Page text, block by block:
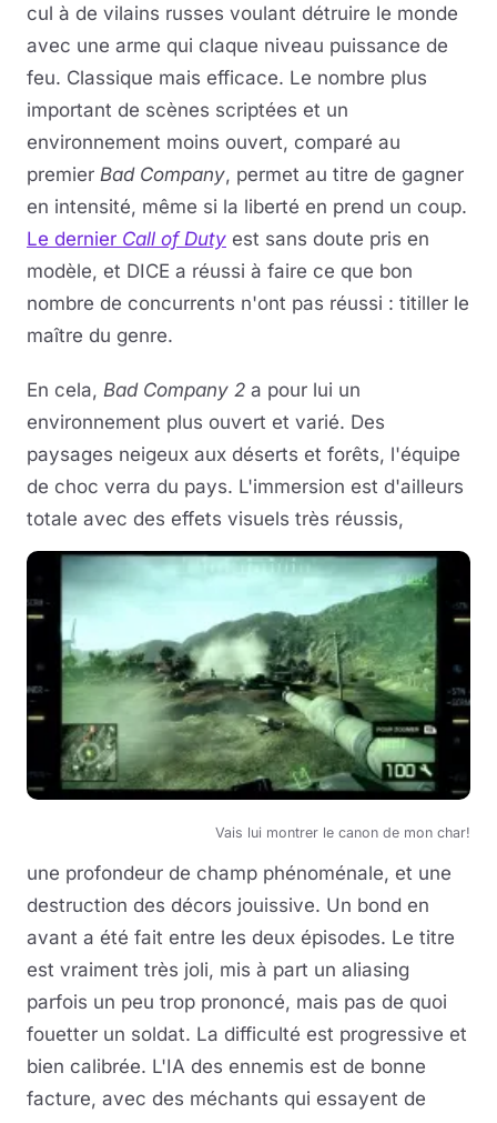
cul à de vilains russes voulant détruire le monde
avec une arme qui claque niveau puissance de
feu. Classique mais efficace. Le nombre plus
important de scènes scriptées et un
environnement moins ouvert, comparé au
premier Bad Company, permet au titre de gagner
en intensité, même si la liberté en prend un coup.
Le dernier Call of Duty est sans doute pris en
modèle, et DICE a réussi à faire ce que bon
nombre de concurrents n'ont pas réussi : titiller le
maître du genre.
En cela, Bad Company 2 a pour lui un
environnement plus ouvert et varié. Des
paysages neigeux aux déserts et forêts, l'équipe
de choc verra du pays. L'immersion est d'ailleurs
totale avec des effets visuels très réussis,
Vais lui montrer le canon de mon char!
une profondeur de champ phénoménale, et une
destruction des décors jouissive. Un bond en
avant a été fait entre les deux épisodes. Le titre
est vraiment très joli, mis à part un aliasing
parfois un peu trop prononcé, mais pas de quoi
fouetter un soldat. La difficulté est progressive et
bien calibrée. L'IA des ennemis est de bonne
facture, avec des méchants qui essayent de